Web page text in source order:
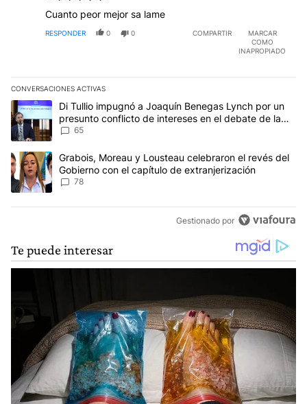
Cuanto peor mejor sa lame
RESPONDER 0 0 COMPARTIR
MARCAR
COMO
INAPROPIADO
CONVERSACIONES ACTIVAS
Este listado muestra los artículos con más comentarios en los
Un artículo de tendencia con el título "Di Tullio impugnó a
Di Tullio impugnó a Joaquín Benegas Lynch por un
presunto conflicto de intereses en el debate de la
Ley de Tierras
65
Un artículo de tendencia con el título "Grabois, Moreau y
Grabois, Moreau y Lousteau celebraron el revés del
Gobierno con el capítulo de extranjerización
78
Gestionado por